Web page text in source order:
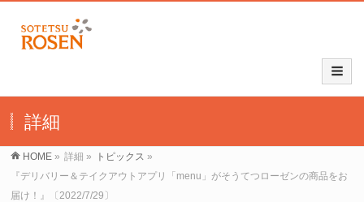
詳細
HOME » 詳細 » トピックス »
『デリバリー＆テイクアウトアプリ「menu」がそうてつローゼンの商品をお
届け！』〔2022/7/29〕